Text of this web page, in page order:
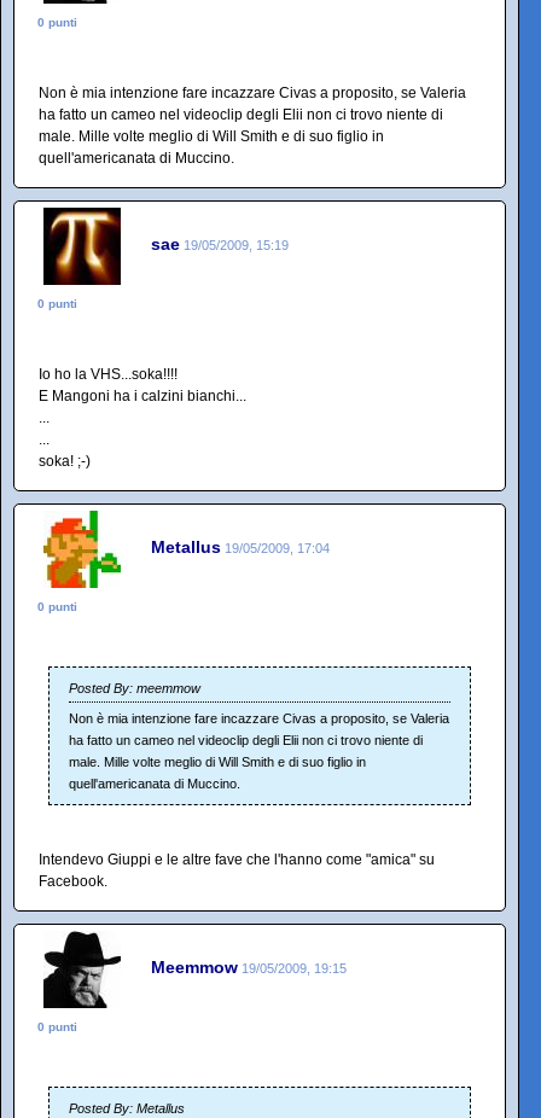
0 punti
Non è mia intenzione fare incazzare Civas a proposito, se Valeria
ha fatto un cameo nel videoclip degli Elii non ci trovo niente di
male. Mille volte meglio di Will Smith e di suo figlio in
quell'americanata di Muccino.
sae 19/05/2009, 15:19
0 punti
Io ho la VHS...soka!!!!
E Mangoni ha i calzini bianchi...
...
...
soka! ;-)
Metallus 19/05/2009, 17:04
0 punti
Posted By: meemmow
Non è mia intenzione fare incazzare Civas a proposito, se Valeria
ha fatto un cameo nel videoclip degli Elii non ci trovo niente di
male. Mille volte meglio di Will Smith e di suo figlio in
quell'americanata di Muccino.
Intendevo Giuppi e le altre fave che l'hanno come "amica" su
Facebook.
Meemmow 19/05/2009, 19:15
0 punti
Posted By: Metallus